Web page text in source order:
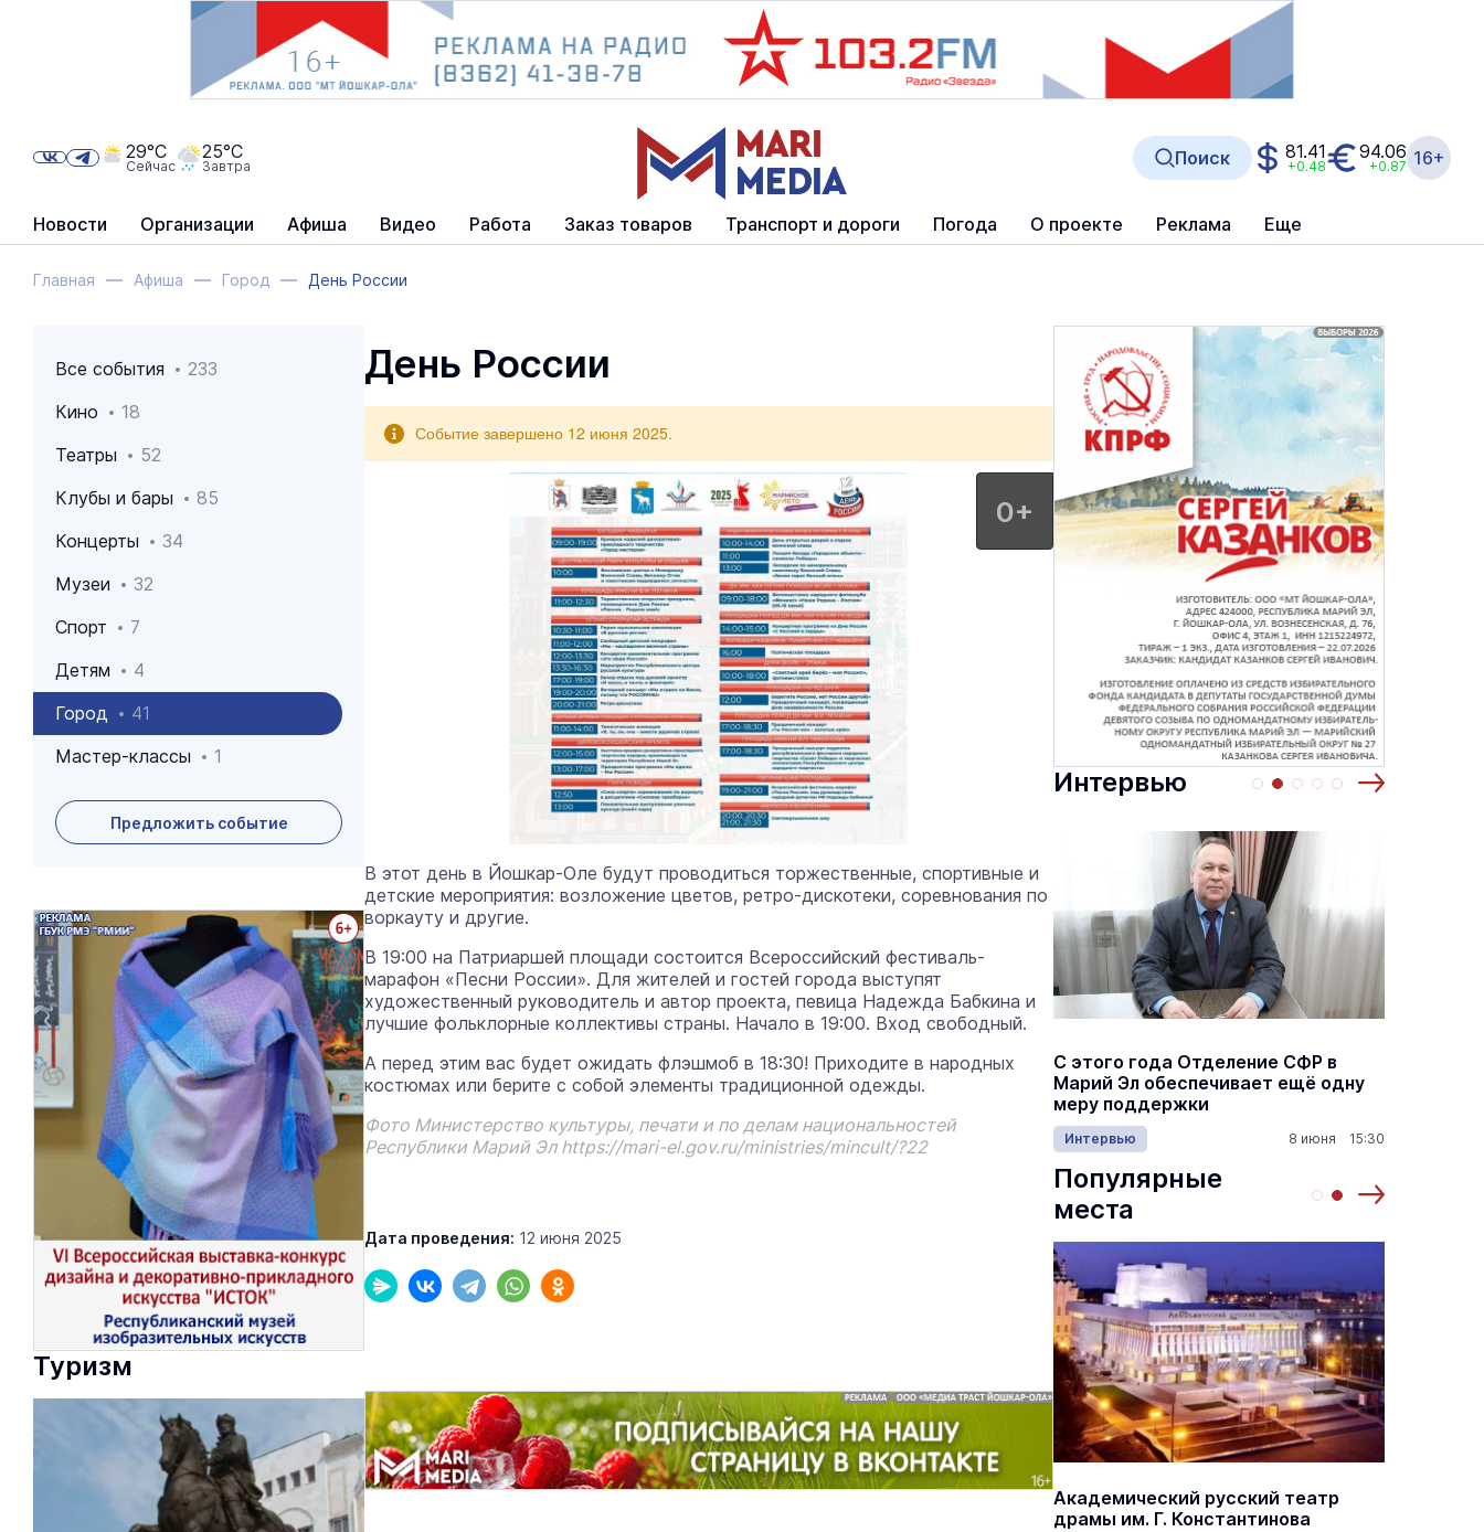
Новости Организации Афиша Видео Работа Заказ товаров Транспорт и дороги Погода О проекте Реклама Еще
29°C
Сейчас
25°C
Завтра Поиск 81.41
+0.48
94.06
+0.87 16+
Главная Афиша Город День России
Все события
233
Кино
18
Театры
52
Клубы и бары
85
Концерты
34
Музеи
32
Спорт
7
Детям
4
Город
41
Мастер-классы
1
Предложить событие
Архив событий
Туризм
День России
Событие завершено 12 июня 2025.
0+
В этот день в Йошкар-Оле будут проводиться торжественные, спортивные и
детские мероприятия: возложение цветов, ретро-дискотеки, соревнования по
воркауту и другие.
В 19:00 на Патриаршей площади состоится Всероссийский фестиваль-
марафон «Песни России». Для жителей и гостей города выступят
художественный руководитель и автор проекта, певица Надежда Бабкина и
лучшие фольклорные коллективы страны. Начало в 19:00. Вход свободный.
А перед этим вас будет ожидать флэшмоб в 18:30! Приходите в народных
костюмах или берите с собой элементы традиционной одежды.
Фото Министерство культуры, печати и по делам национальностей
Республики Марий Эл https://mari-el.gov.ru/ministries/mincult/?22
Дата проведения: 12 июня 2025
Интервью
«Солдатики называли меня мама
Надя»: медсестра из Марий Эл 1,5
Армия 22 июня 11:00
С этого года Отделение СФР в
Марий Эл обеспечивает ещё одну
меру поддержки
Интервью 8 июня 15:30
Популярные
места
Марийский государственный театр
Академический русский театр
драмы им. Г. Константинова